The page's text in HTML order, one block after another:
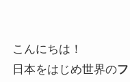
こんにちは！
日本をはじめ世界の